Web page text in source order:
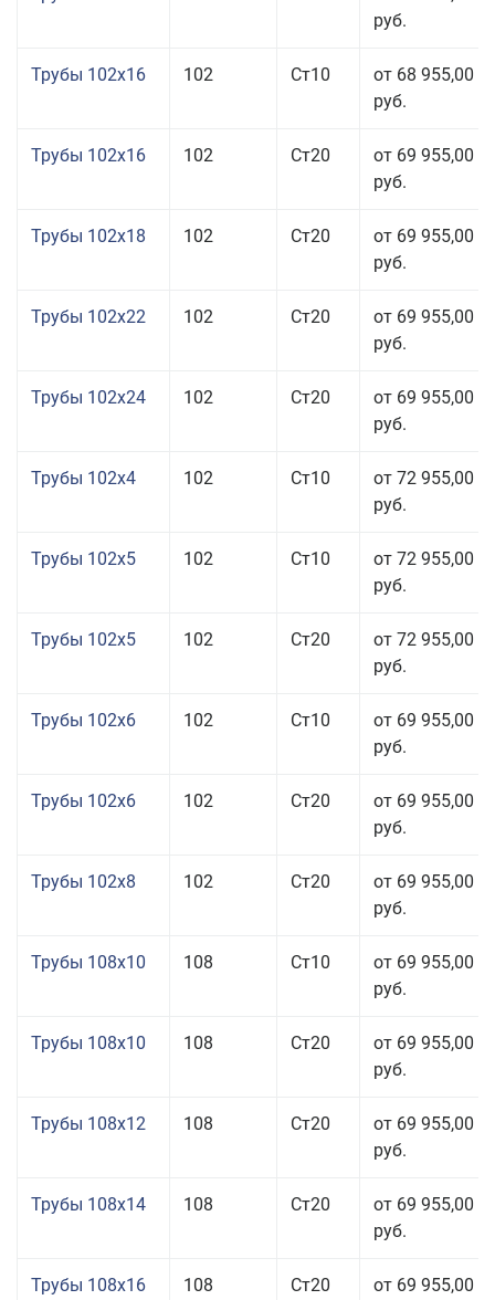
руб.
Трубы 102x16 102 Ст10
от 68 955,00
руб.
Трубы 102x16 102 Ст20
от 69 955,00
руб.
Трубы 102x18 102 Ст20
от 69 955,00
руб.
Трубы 102x22 102 Ст20
от 69 955,00
руб.
Трубы 102x24 102 Ст20
от 69 955,00
руб.
Трубы 102x4 102 Ст10
от 72 955,00
руб.
Трубы 102x5 102 Ст10
от 72 955,00
руб.
Трубы 102x5 102 Ст20
от 72 955,00
руб.
Трубы 102x6 102 Ст10
от 69 955,00
руб.
Трубы 102x6 102 Ст20
от 69 955,00
руб.
Трубы 102x8 102 Ст20
от 69 955,00
руб.
Трубы 108x10 108 Ст10
от 69 955,00
руб.
Трубы 108x10 108 Ст20
от 69 955,00
руб.
Трубы 108x12 108 Ст20
от 69 955,00
руб.
Трубы 108x14 108 Ст20
от 69 955,00
руб.
Трубы 108x16 108 Ст20
от 69 955,00